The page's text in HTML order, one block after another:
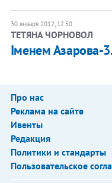
30 января 2012, 12:50
ТЕТЯНА ЧОРНОВОЛ
Іменем Азарова-
Про нас
Реклама на сайте
Ивенты
Редакция
Политики и стандарты
Пользовательское